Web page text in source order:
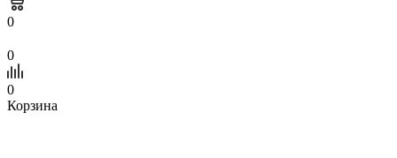
0
0
0
Корзина